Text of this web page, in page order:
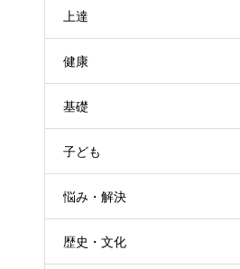
上達
健康
基礎
子ども
悩み・解決
歴史・文化